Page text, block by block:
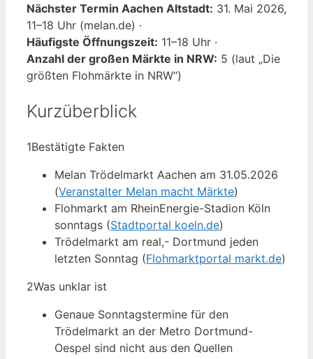
Nächster Termin Aachen Altstadt: 31. Mai 2026,
11–18 Uhr (melan.de) ·
Häufigste Öffnungszeit: 11–18 Uhr ·
Anzahl der großen Märkte in NRW: 5 (laut „Die
größten Flohmärkte in NRW“)
Kurzüberblick
1Bestätigte Fakten
Melan Trödelmarkt Aachen am 31.05.2026
(Veranstalter Melan macht Märkte)
Flohmarkt am RheinEnergie-Stadion Köln
sonntags (Stadtportal koeln.de)
Trödelmarkt am real,- Dortmund jeden
letzten Sonntag (Flohmarktportal markt.de)
2Was unklar ist
Genaue Sonntagstermine für den
Trödelmarkt an der Metro Dortmund-
Oespel sind nicht aus den Quellen